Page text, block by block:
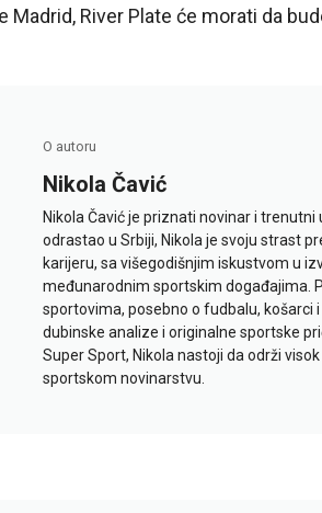
Madrid, River Plate će morati da
O autoru
Nikola Čavić
Nikola Čavić je priznati novinar i
odrastao u Srbiji, Nikola je svoju strast
karijeru, sa višegodišnjim iskustvom u
međunarodnim sportskim događajima.
sportovima, posebno o fudbalu, košarci
dubinske analize i originalne sportske
Super Sport, Nikola nastoji da održi
sportskom novinarstvu.